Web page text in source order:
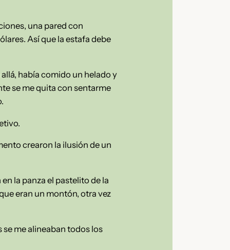
una pared con
Así que la estafa debe
había comido un helado y
se me quita con sentarme
crearon la ilusión de un
la panza el pastelito de la
eran un montón, otra vez
se me alineaban todos los